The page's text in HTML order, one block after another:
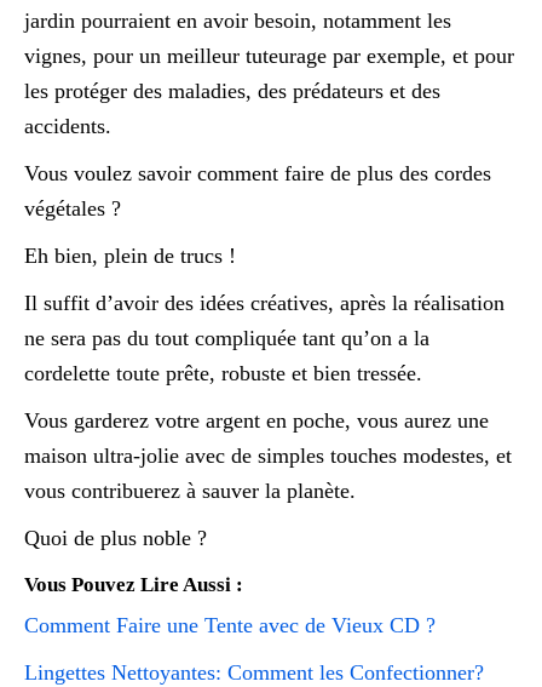
jardin pourraient en avoir besoin, notamment les
vignes, pour un meilleur tuteurage par exemple, et pour
les protéger des maladies, des prédateurs et des
accidents.
Vous voulez savoir comment faire de plus des cordes
végétales ?
Eh bien, plein de trucs !
Il suffit d’avoir des idées créatives, après la réalisation
ne sera pas du tout compliquée tant qu’on a la
cordelette toute prête, robuste et bien tressée.
Vous garderez votre argent en poche, vous aurez une
maison ultra-jolie avec de simples touches modestes, et
vous contribuerez à sauver la planète.
Quoi de plus noble ?
Vous Pouvez Lire Aussi :
Comment Faire une Tente avec de Vieux CD ?
Lingettes Nettoyantes: Comment les Confectionner?